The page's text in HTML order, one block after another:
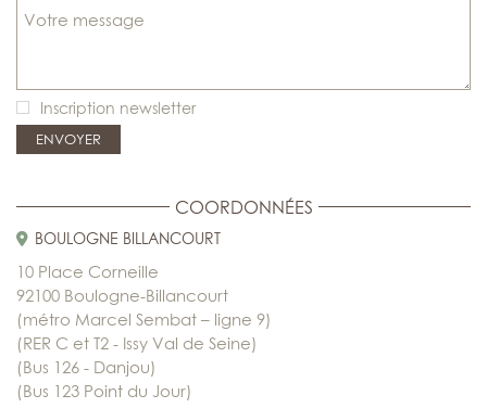
Inscription newsletter
COORDONNÉES
BOULOGNE BILLANCOURT
10 Place Corneille
92100 Boulogne-Billancourt
(métro Marcel Sembat – ligne 9)
(RER C et T2 - Issy Val de Seine)
(Bus 126 - Danjou)
(Bus 123 Point du Jour)